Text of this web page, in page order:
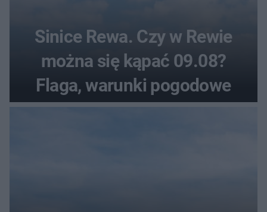
Sinice Rewa. Czy w Rewie
można się kąpać 09.08?
Flaga, warunki pogodowe